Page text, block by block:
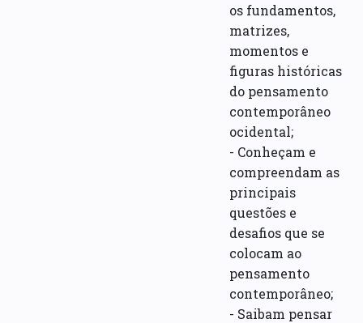
os fundamentos,
matrizes,
momentos e
figuras históricas
do pensamento
contemporâneo
ocidental;
- Conheçam e
compreendam as
principais
questões e
desafios que se
colocam ao
pensamento
contemporâneo;
- Saibam pensar